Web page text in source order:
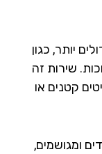
כגון
זה
או